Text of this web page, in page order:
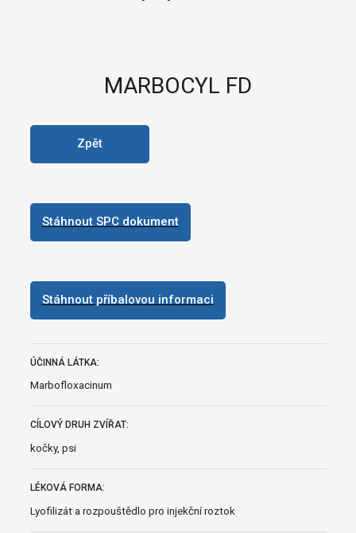
MARBOCYL FD
Zpět
Stáhnout SPC dokument
Stáhnout příbalovou informaci
ÚČINNÁ LÁTKA:
Marbofloxacinum
CÍLOVÝ DRUH ZVÍŘAT:
kočky, psi
LÉKOVÁ FORMA:
Lyofilizát a rozpouštědlo pro injekční roztok